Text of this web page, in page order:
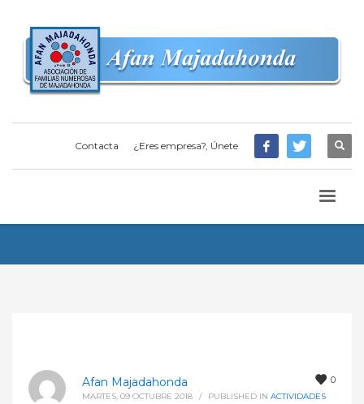
Contacta ¿Eres empresa?, Únete
0
Afan Majadahonda
MARTES, 09 OCTUBRE 2018 / PUBLISHED IN ACTIVIDADES